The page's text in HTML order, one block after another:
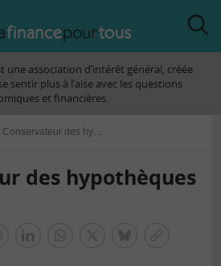
une association d’intérêt général, créée
sentir plus à l’aise avec les questions
et financières.
Conservateur des hypothèques
des hypothèques